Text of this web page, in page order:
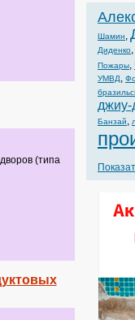
(типа
Шамин,
Диденко,
Пожары,
УМВД,
джиу-
Банзай,